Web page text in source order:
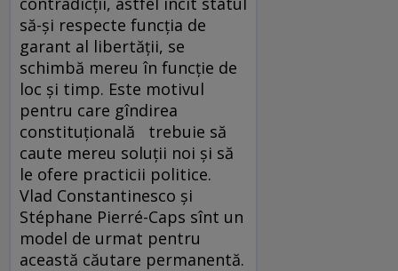
să-și respecte funcția de
garant al libertății, se
schimbă mereu în funcție de
loc și timp. Este motivul
pentru care gîndirea
constituțională trebuie să
caute mereu soluții noi și să
le ofere practicii politice.
Vlad Constantinesco și
Stéphane Pierré-Caps sînt un
model de urmat pentru
această căutare permanentă.